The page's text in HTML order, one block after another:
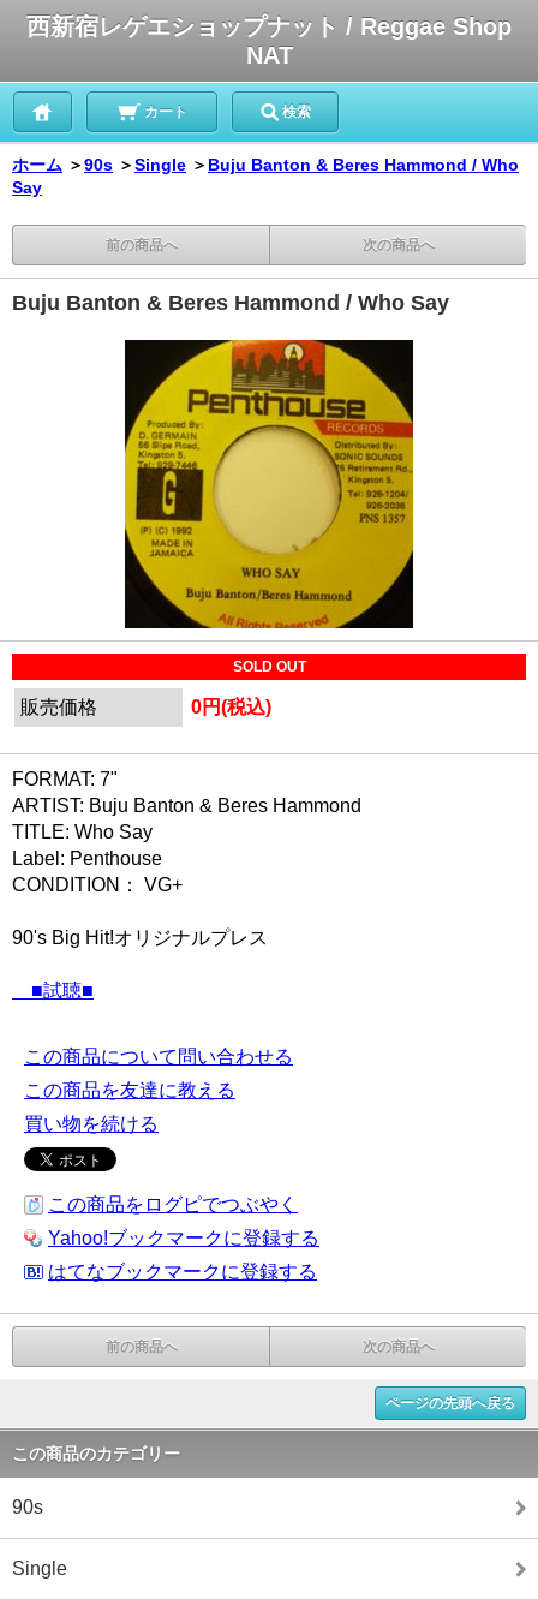
西新宿レゲエショップナット / Reggae Shop
NAT
カート 検索
ホーム ＞90s ＞Single ＞ Buju Banton & Beres Hammond / Who
Say
前の商品へ 次の商品へ
Buju Banton & Beres Hammond / Who Say
SOLD OUT
販売価格 0円(税込)
FORMAT: 7"
ARTIST: Buju Banton & Beres Hammond
TITLE: Who Say
Label: Penthouse
CONDITION： VG+
90's Big Hit!オリジナルプレス
■試聴■
この商品について問い合わせる
この商品を友達に教える
買い物を続ける
この商品をログピでつぶやく
Yahoo!ブックマークに登録する
はてなブックマークに登録する
前の商品へ 次の商品へ
ページの先頭へ戻る
この商品のカテゴリー
90s
Single